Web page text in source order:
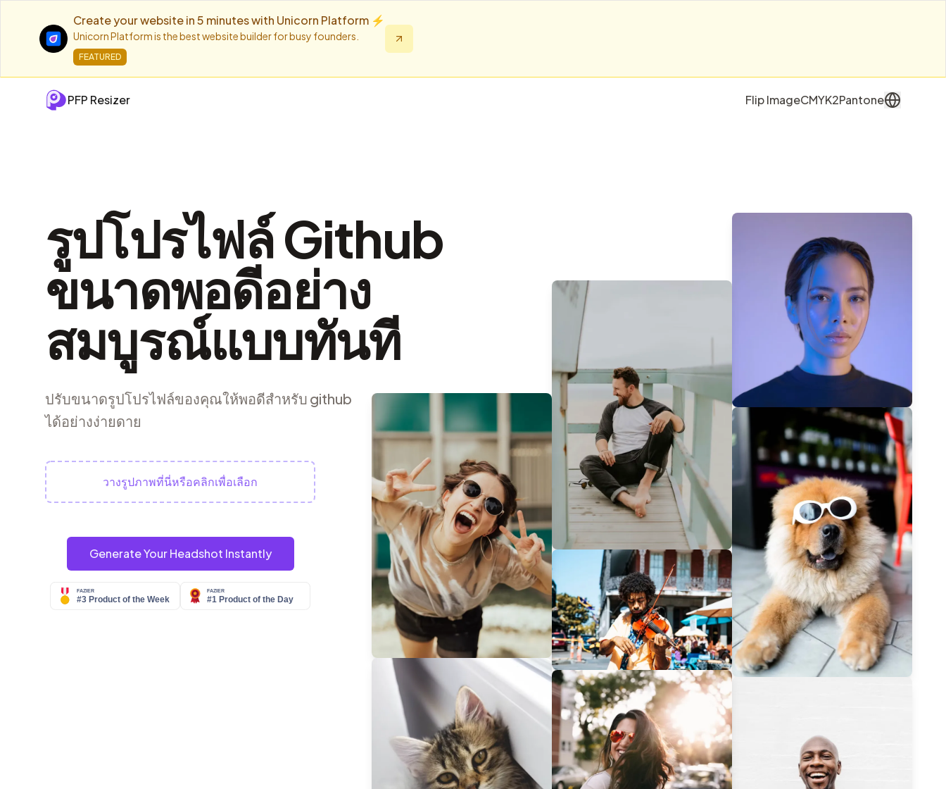
Create your website in 5 minutes with Unicorn Platform ⚡️
Unicorn Platform is the best website builder for busy founders.
FEATURED
PFP Resizer Flip ImageCMYK2Pantone
รูปโปรไฟล์ Github
ขนาดพอดีอย่าง
สมบูรณ์แบบทันที
ปรับขนาดรูปโปรไฟล์ของคุณให้พอดีสำหรับ github
ได้อย่างง่ายดาย
วางรูปภาพที่นี่หรือคลิกเพื่อเลือก
Generate Your Headshot Instantly